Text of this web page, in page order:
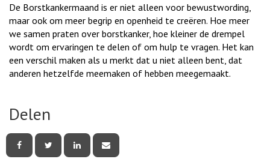
De Borstkankermaand is er niet alleen voor bewustwording,
maar ook om meer begrip en openheid te creëren. Hoe meer
we samen praten over borstkanker, hoe kleiner de drempel
wordt om ervaringen te delen of om hulp te vragen. Het kan
een verschil maken als u merkt dat u niet alleen bent, dat
anderen hetzelfde meemaken of hebben meegemaakt.
Delen
deze deze deze deze